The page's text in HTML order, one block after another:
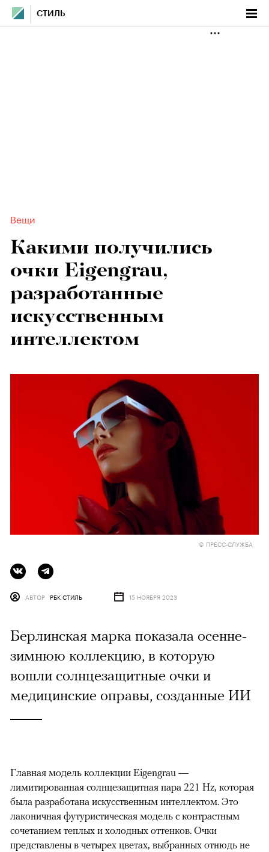
СТИЛЬ
Вещи
Какими получились
очки Eigengrau,
разработанные
искусственным
интеллектом
© ПРЕСС-СЛУЖБА
АВТОР РБК СТИЛЬ 15 НОЯБРЯ 2023
Берлинская марка показала осенне-
зимнюю коллекцию, в которую
вошли солнцезащитные очки и
медицинские оправы, созданные ИИ
Главная модель коллекции Eigengrau —
лимитированная солнцезащитная пара 221 Hz, которая
была разработана искусственным интеллектом. Это
лаконичная футуристическая модель с контрастным
сочетанием теплых и холодных оттенков. Очки
представлены в четырех цветах, выбранных отнюдь не